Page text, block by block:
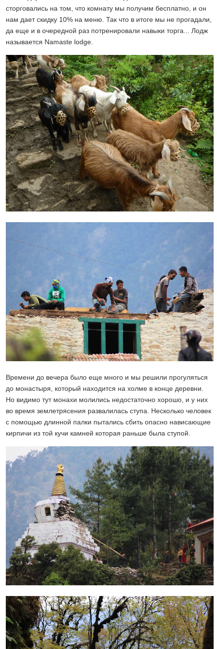
сторговались на том, что комнату мы получим бесплатно, и он
нам дает скидку 10% на меню. Так что в итоге мы не прогадали,
да еще и в очередной раз потренировали навыки торга... Лодж
называется Namaste lodge.
Времени до вечера было еще много и мы решили прогуляться
до монастыря, который находится на холме в конце деревни.
Но видимо тут монахи молились недостаточно хорошо, и у них
во время землетрясения развалилась ступа. Несколько человек
с помощью длинной палки пытались сбить опасно нависающие
кирпичи из той кучи камней которая раньше была ступой.